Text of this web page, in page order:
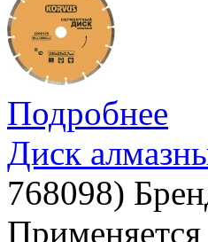
Подробнее
Диск
768098)
Применяется